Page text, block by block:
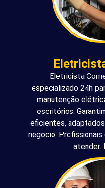
Eletricista
especializado 24h
manutenção
escritórios.
eficientes,
negócio.
atender.